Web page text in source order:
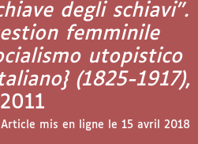
degli schiavi”.
femminile
utopistico
(1825-1917),
Article mis en ligne le 15 avril 2018